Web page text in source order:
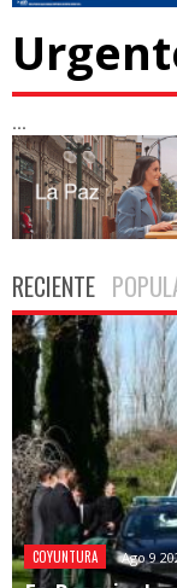
...
RECIENTE
COYUNTURA Ago 9